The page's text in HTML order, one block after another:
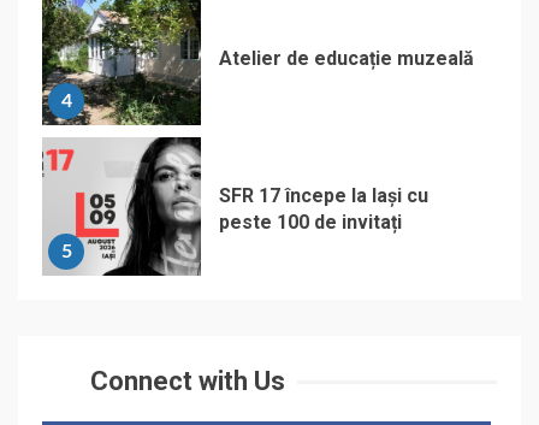
4
Atelier de educație muzeală
5
SFR 17 începe la Iași cu
peste 100 de invitați
Connect with Us